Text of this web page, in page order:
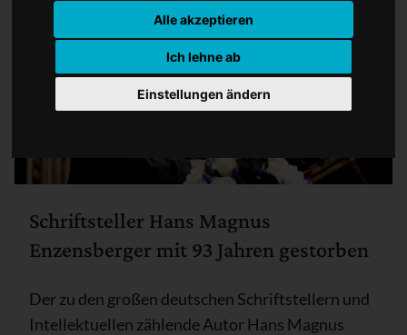
Alle akzeptieren
Ich lehne ab
Einstellungen ändern
Schriftsteller Hans Magnus
Enzensberger mit 93 Jahren gestorben
Der zu den großen deutschen Schriftstellern und
Intellektuellen zählende Autor Hans Magnus